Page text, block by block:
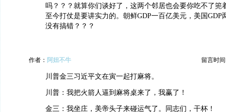
吗？？？就算你们谈好了，这两个邻居也会要你吃不了篼
至今打仗是要讲实力的。朝鲜GDP一百亿美元，美国GDP
没有搞错？？？
作者： 阿妞不牛 留言时间
川普金三习近平文在寅一起打麻将。
川普：我把火箭人逼到麻将桌来了，我赢了！
金三：我坐庄，美帝头子来碰运气了。同志们，干杯！